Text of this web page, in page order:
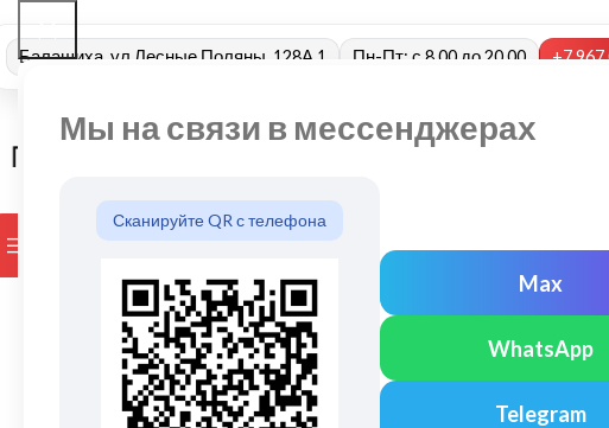
Мы на связи в мессенджерах
Сканируйте QR с телефона
Max
WhatsApp
Telegram
Балашиха, ул Лесные Поляны, 128А 1 Пн-Пт: с 8.00 до 20.00 +7
ПРОСМОТР КАТЕГОРИЙ БРЕНДЫ